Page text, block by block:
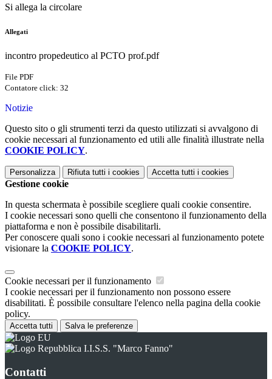
Si allega la circolare
Allegati
incontro propedeutico al PCTO prof.pdf
File PDF
Contatore click: 32
Notizie
Questo sito o gli strumenti terzi da questo utilizzati si avvalgono di
cookie necessari al funzionamento ed utili alle finalità illustrate nella
COOKIE POLICY.
Personalizza Rifiuta tutti i cookies Accetta tutti i cookies
Gestione cookie
In questa schermata è possibile scegliere quali cookie consentire.
I cookie necessari sono quelli che consentono il funzionamento della
piattaforma e non è possibile disabilitarli.
Per conoscere quali sono i cookie necessari al funzionamento potete
visionare la COOKIE POLICY.
Cookie necessari per il funzionamento
I cookie necessari per il funzionamento non possono essere
disabilitati. È possibile consultare l'elenco nella pagina della cookie
policy.
Accetta tutti Salva le preferenze
I.I.S.S. "Marco Fanno"
Contatti